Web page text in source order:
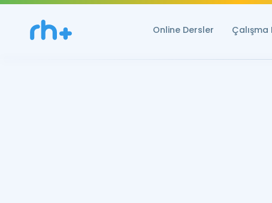
Online Dersler